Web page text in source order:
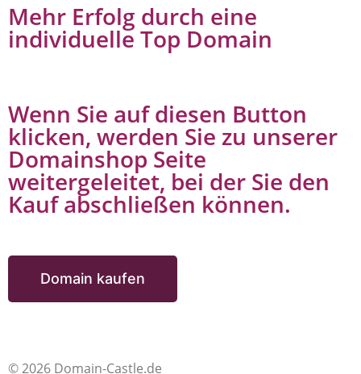
Mehr Erfolg durch eine
individuelle Top Domain
Wenn Sie auf diesen Button
klicken, werden Sie zu unserer
Domainshop Seite
weitergeleitet, bei der Sie den
Kauf abschließen können.
Domain kaufen
© 2026 Domain-Castle.de